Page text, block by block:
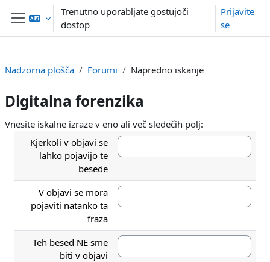
Preskoči na glavno vsebino
Stransko polje
Trenutno uporabljate gostujoči
dostop
Prijavite
se
Nadzorna plošča Forumi Napredno iskanje
Digitalna forenzika
Vnesite iskalne izraze v eno ali več sledečih polj:
Kjerkoli v objavi se
lahko pojavijo te
besede
V objavi se mora
pojaviti natanko ta
fraza
Teh besed NE sme
biti v objavi